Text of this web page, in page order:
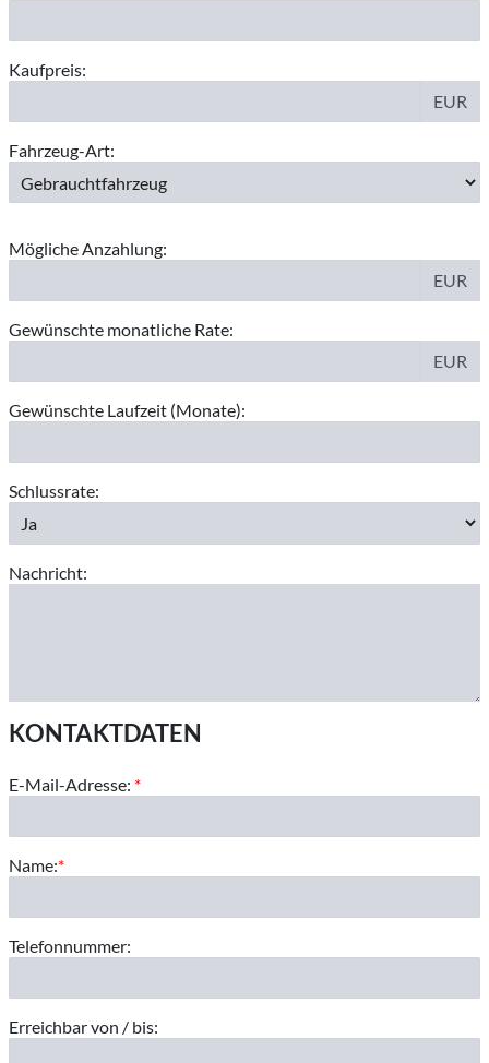
Kaufpreis:
EUR
Fahrzeug-Art:
Mögliche Anzahlung:
EUR
Gewünschte monatliche Rate:
EUR
Gewünschte Laufzeit (Monate):
Schlussrate:
Nachricht:
KONTAKTDATEN
E-Mail-Adresse: *
Name:*
Telefonnummer:
Erreichbar von / bis: